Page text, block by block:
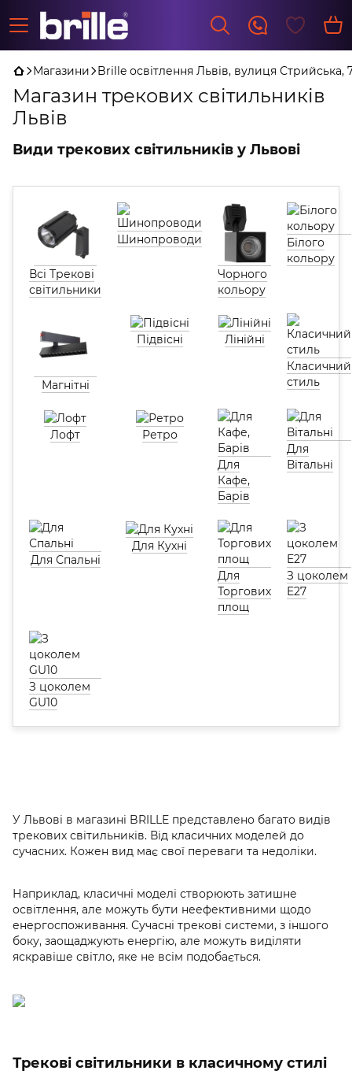
Магазини Brille освітлення Львів, вулиця Стрийська,
Магазин трекових світильників
Львів
Види трекових світильників у Львові
Всі Трекові
світильники
Шинопроводи
Чорного
кольору
Білого
кольору
Магнітні
Підвісні
Лінійні
Класичний
стиль
Лофт Ретро
Для
Кафе,
Барів
Для
Вітальні
Для Спальні
Для Кухні
Для
Торгових
площ
З цоколем
E27
З цоколем
GU10
У Львові в магазині BRILLE представлено багато видів
трекових світильників. Від класичних моделей до
сучасних. Кожен вид має свої переваги та недоліки.
Наприклад, класичні моделі створюють затишне
освітлення, але можуть бути неефективними щодо
енергоспоживання. Сучасні трекові системи, з іншого
боку, заощаджують енергію, але можуть виділяти
яскравіше світло, яке не всім подобається.
Трекові світильники в класичному стилі